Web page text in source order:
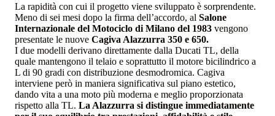
La rapidità con cui il progetto viene sviluppato è sorprendente.
Meno di sei mesi dopo la firma dell’accordo, al Salone
Internazionale del Motociclo di Milano del 1983 vengono
presentate le nuove Cagiva Alazzurra 350 e 650.
I due modelli derivano direttamente dalla Ducati TL, della
quale mantengono il telaio e soprattutto il motore bicilindrico a
L di 90 gradi con distribuzione desmodromica. Cagiva
interviene però in maniera significativa sul piano estetico,
dando vita a una moto più moderna e meglio proporzionata
rispetto alla TL. La Alazzurra si distingue immediatamente